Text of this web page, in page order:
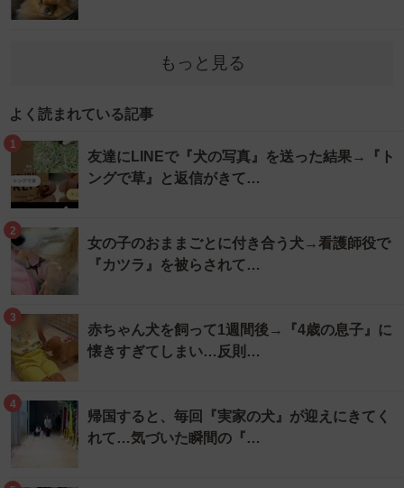
もっと見る
よく読まれている記事
1
友達にLINEで『犬の写真』を送った結果→『ト
ングで草』と返信がきて…
2
女の子のおままごとに付き合う犬→看護師役で
『カツラ』を被らされて…
3
赤ちゃん犬を飼って1週間後→『4歳の息子』に
懐きすぎてしまい…反則…
4
帰国すると、毎回『実家の犬』が迎えにきてく
れて…気づいた瞬間の『…